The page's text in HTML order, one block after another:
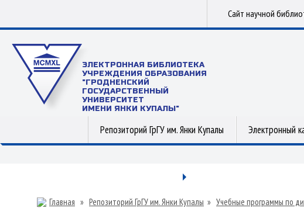
Сайт научной
ЭЛЕКТРОННАЯ БИБЛИОТЕКА
УЧРЕЖДЕНИЯ ОБРАЗОВАНИЯ
"ГРОДНЕНСКИЙ
ГОСУДАРСТВЕННЫЙ
УНИВЕРСИТЕТ
ИМЕНИ ЯНКИ КУПАЛЫ"
Репозиторий ГрГУ им. Янки Купалы Электронный
Главная » Репозиторий ГрГУ им. Янки Купалы » Учебные программы по